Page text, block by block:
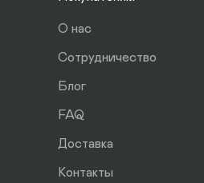
О нас
Сотрудничество
Блог
FAQ
Доставка
Контакты